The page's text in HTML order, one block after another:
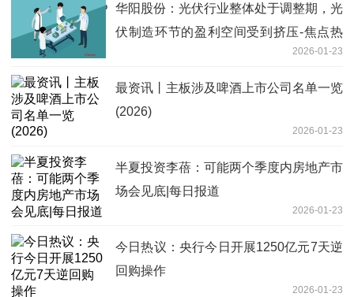
华阳股份：光伏行业整体处于调整期，光
伏制造环节的盈利空间受到挤压-焦点热
2026-01-23
最资讯丨主板涉及啤酒上市公司名单一览
(2026)
2026-01-23
半夏投资李蓓：可能两个季度内房地产市
场会见底|每日报道
2026-01-23
今日热议：央行今日开展1250亿元7天逆
回购操作
2026-01-23